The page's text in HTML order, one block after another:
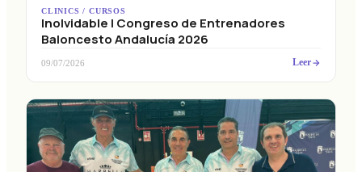
CLINICS / CURSOS
Inolvidable I Congreso de Entrenadores
Baloncesto Andalucía 2026
09/07/2026 Leer